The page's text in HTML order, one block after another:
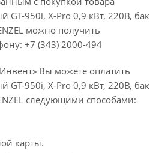
GT-950i, X-Pro 0,9 кВт, 220В, бак
можно получить
+7 (343) 2000-494
Вы можете оплатить
GT-950i, X-Pro 0,9 кВт, 220В, бак
следующими способами:
карты.